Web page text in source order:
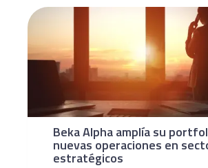
Beka Alpha amplía su
nuevas operaciones en
estratégicos